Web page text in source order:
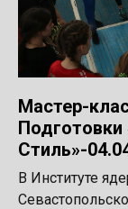
Мастер-
Стиль»-
В Институте